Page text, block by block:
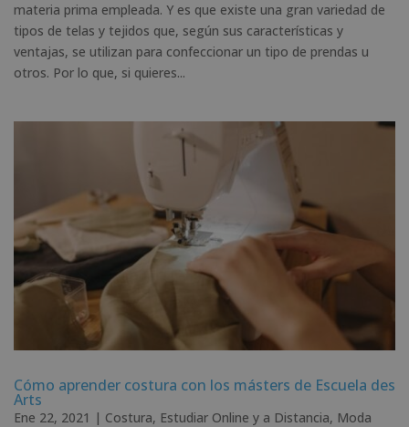
materia prima empleada. Y es que existe una gran variedad de
tipos de telas y tejidos que, según sus características y
ventajas, se utilizan para confeccionar un tipo de prendas u
otros. Por lo que, si quieres...
Cómo aprender costura con los másters de Escuela des
Arts
Ene 22, 2021 | Costura, Estudiar Online y a Distancia, Moda